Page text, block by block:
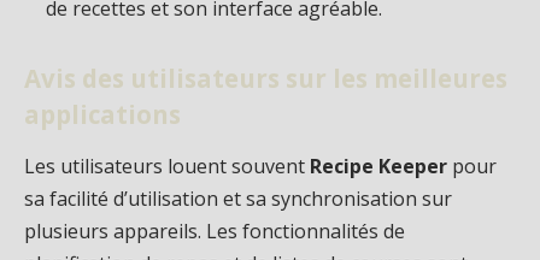
de recettes et son interface agréable.
Avis des utilisateurs sur les meilleures
applications
Les utilisateurs louent souvent Recipe Keeper pour
sa facilité d’utilisation et sa synchronisation sur
plusieurs appareils. Les fonctionnalités de